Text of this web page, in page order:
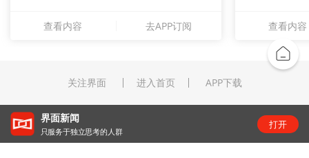
查看内容 去APP订阅 查看内容
关注界面 进入首页 APP下载
界面新闻
只服务于独立思考的人群
打开